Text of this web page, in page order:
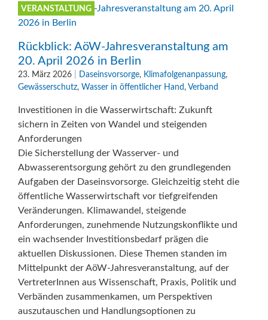
VERANSTALTUNG
Rückblick: AöW-Jahresveranstaltung am
20. April 2026 in Berlin
23. März 2026 Daseinsvorsorge, Klimafolgenanpassung,
Gewässerschutz, Wasser in öffentlicher Hand , Verband
Investitionen in die Wasserwirtschaft: Zukunft
sichern in Zeiten von Wandel und steigenden
Anforderungen
Die Sicherstellung der Wasserver- und
Abwasserentsorgung gehört zu den grundlegenden
Aufgaben der Daseinsvorsorge. Gleichzeitig steht die
öffentliche Wasserwirtschaft vor tiefgreifenden
Veränderungen. Klimawandel, steigende
Anforderungen, zunehmende Nutzungskonflikte und
ein wachsender Investitionsbedarf prägen die
aktuellen Diskussionen. Diese Themen standen im
Mittelpunkt der AöW-Jahresveranstaltung, auf der
VertreterInnen aus Wissenschaft, Praxis, Politik und
Verbänden zusammenkamen, um Perspektiven
auszutauschen und Handlungsoptionen zu